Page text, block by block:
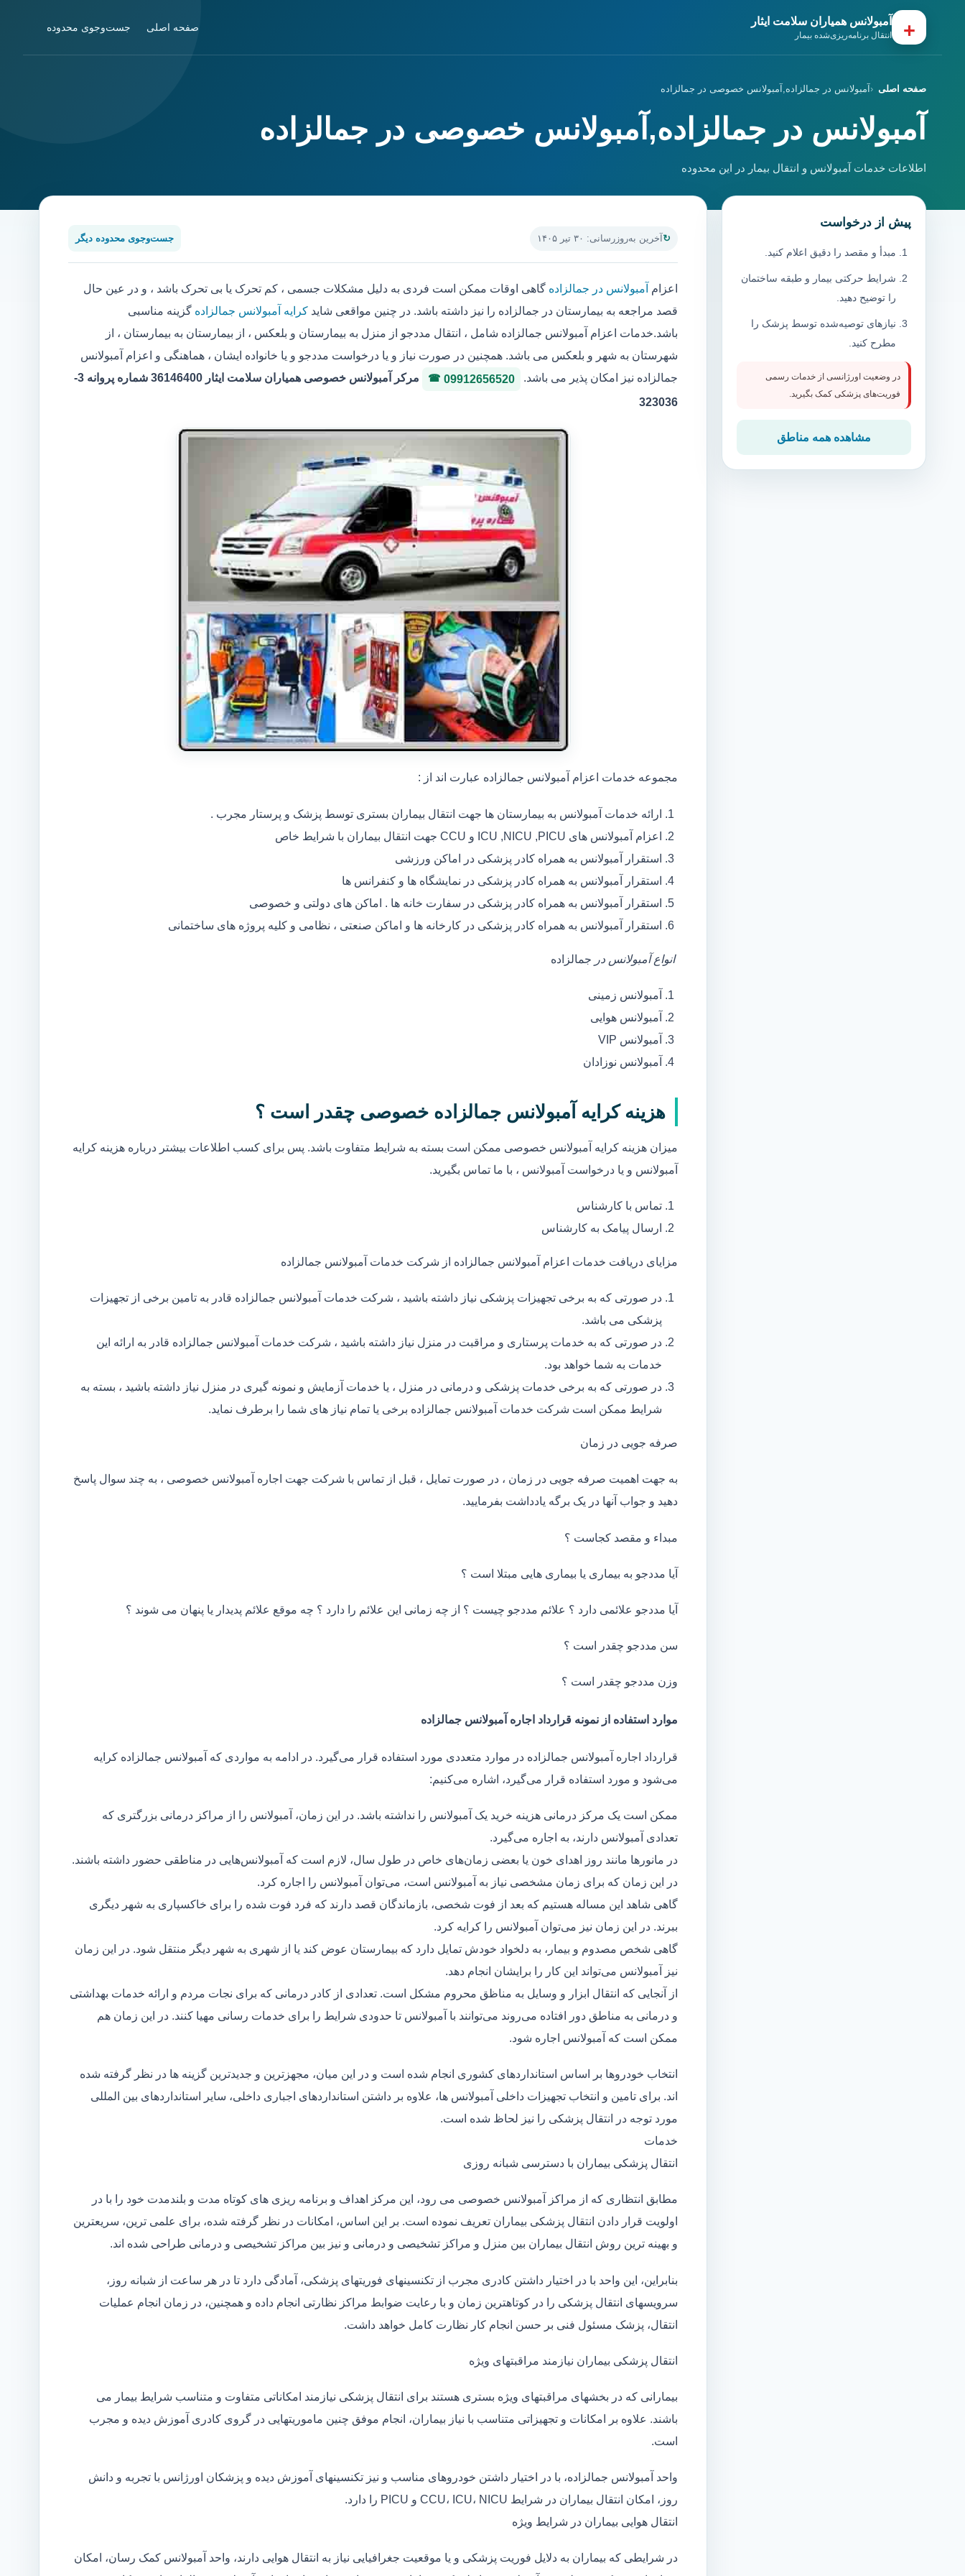
+ آمبولانس همیاران سلامت ایثار
انتقال برنامه‌ریزی‌شده بیمار
صفحه اصلی جست‌وجوی محدوده
صفحه اصلی آمبولانس در جمالزاده,آمبولانس خصوصی در جمالزاده
آمبولانس در جمالزاده,آمبولانس خصوصی در جمالزاده
اطلاعات خدمات آمبولانس و انتقال بیمار در این محدوده
آخرین به‌روزرسانی: ۳۰ تیر ۱۴۰۵ جست‌وجوی محدوده دیگر
اعزام آمبولانس در جمالزاده گاهی اوقات ممکن است فردی به دلیل مشکلات جسمی ، کم تحرک یا بی تحرک باشد ، و در عین حال
قصد مراجعه به بیمارستان در جمالزاده را نیز داشته باشد. در چنین مواقعی شاید کرایه آمبولانس جمالزاده گزینه مناسبی
باشد.خدمات اعزام آمبولانس جمالزاده شامل ، انتقال مددجو از منزل به بیمارستان و بلعکس ، از بیمارستان به بیمارستان ، از
شهرستان به شهر و بلعکس می باشد. همچنین در صورت نیاز و یا درخواست مددجو و یا خانواده ایشان ، هماهنگی و اعزام آمبولانس
جمالزاده نیز امکان پذیر می باشد.
09912656520
مرکر آمبولانس خصوصی همیاران سلامت ایثار 36146400 شماره پروانه 3-
323036
مجموعه خدمات اعزام آمبولانس جمالزاده عبارت اند از :
ارائه خدمات آمبولانس به بیمارستان ها جهت انتقال بیماران بستری توسط پزشک و پرستار مجرب .
اعزام آمبولانس های ICU ,NICU ,PICU و CCU جهت انتقال بیماران با شرایط خاص
استقرار آمبولانس به همراه کادر پزشکی در اماکن ورزشی
استقرار آمبولانس به همراه کادر پزشکی در نمایشگاه ها و کنفرانس ها
استقرار آمبولانس به همراه کادر پزشکی در سفارت خانه ها . اماکن های دولتی و خصوصی
استقرار آمبولانس به همراه کادر پزشکی در کارخانه ها و اماکن صنعتی ، نظامی و کلیه پروژه های ساختمانی
انواع آمبولانس در جمالزاده
آمبولانس زمینی
آمبولانس هوایی
آمبولانس VIP
آمبولانس نوزادان
هزینه کرایه آمبولانس جمالزاده خصوصی چقدر است ؟
میزان هزینه کرایه آمبولانس خصوصی ممکن است بسته به شرایط متفاوت باشد. پس برای کسب اطلاعات بیشتر درباره هزینه کرایه
آمبولانس و یا درخواست آمبولانس ، با ما تماس بگیرید.
تماس با کارشناس
ارسال پیامک به کارشناس
مزایای دریافت خدمات اعزام آمبولانس جمالزاده از شرکت خدمات آمبولانس جمالزاده
در صورتی که به برخی تجهیزات پزشکی نیاز داشته باشید ، شرکت خدمات آمبولانس جمالزاده قادر به تامین برخی از تجهیزات
پزشکی می باشد.
در صورتی که به خدمات پرستاری و مراقبت در منزل نیاز داشته باشید ، شرکت خدمات آمبولانس جمالزاده قادر به ارائه این
خدمات به شما خواهد بود.
در صورتی که به برخی خدمات پزشکی و درمانی در منزل ، یا خدمات آزمایش و نمونه گیری در منزل نیاز داشته باشید ، بسته به
شرایط ممکن است شرکت خدمات آمبولانس جمالزاده برخی یا تمام نیاز های شما را برطرف نماید.
صرفه جویی در زمان
به جهت اهمیت صرفه جویی در زمان ، در صورت تمایل ، قبل از تماس با شرکت جهت اجاره آمبولانس خصوصی ، به چند سوال پاسخ
دهید و جواب آنها در یک برگه یادداشت بفرمایید.
مبداء و مقصد کجاست ؟
آیا مددجو به بیماری یا بیماری هایی مبتلا است ؟
آیا مددجو علائمی دارد ؟ علائم مددجو چیست ؟ از چه زمانی این علائم را دارد ؟ چه موقع علائم پدیدار یا پنهان می شوند ؟
سن مددجو چقدر است ؟
وزن مددجو چقدر است ؟
موارد استفاده از نمونه قرارداد اجاره آمبولانس جمالزاده
قرارداد اجاره آمبولانس جمالزاده در موارد متعددی مورد استفاده قرار می‌گیرد. در ادامه به مواردی که آمبولانس جمالزاده کرایه
می‌شود و مورد استفاده قرار می‌گیرد، اشاره می‌کنیم:
ممکن است یک مرکز درمانی هزینه خرید یک آمبولانس را نداشته باشد. در این زمان، آمبولانس را از مراکز درمانی بزرگتری که
تعدادی آمبولانس دارند، به اجاره می‌گیرد.
در مانور‌ها مانند روز اهدای خون یا بعضی زمان‌های خاص در طول سال، لازم است که آمبولانس‌هایی در مناطقی حضور داشته باشند.
در این زمان که برای زمان مشخصی نیاز به آمبولانس است، می‌توان آمبولانس را اجاره کرد.
گاهی شاهد این مساله هستیم که بعد از فوت شخصی، بازماندگان قصد دارند که فرد فوت شده را برای خاکسپاری به شهر دیگری
ببرند. در این زمان نیز می‌توان آمبولانس را کرایه کرد.
گاهی شخص مصدوم و بیمار، به دلخواد خودش تمایل دارد که بیمارستان عوض کند یا از شهری به شهر دیگر منتقل شود. در این زمان
نیز آمبولانس می‌تواند این کار را برایشان انجام دهد.
از آنجایی که انتقال ابزار و وسایل به مناظق محروم مشکل است. تعدادی از کادر درمانی که برای نجات مردم و ارائه خدمات بهداشتی
و درمانی به مناطق دور افتاده می‌روند می‌توانند با آمبولانس تا حدودی شرایط را برای خدمات رسانی مهیا کنند. در این زمان هم
ممکن است که آمبولانس اجاره شود.
انتخاب خودروها بر اساس استانداردهای کشوری انجام شده است و در این میان، مجهزترین و جدیدترین گزینه ها در نظر گرفته شده
اند. برای تامین و انتخاب تجهیزات داخلی آمبولانس ها، علاوه بر داشتن استانداردهای اجباری داخلی، سایر استانداردهای بین المللی
مورد توجه در انتقال پزشکی را نیز لحاظ شده است.
خدمات
انتقال پزشکی بیماران با دسترسی شبانه روزی
مطابق انتظاری که از مراکز آمبولانس خصوصی می رود، این مرکز اهداف و برنامه ریزی های کوتاه مدت و بلندمدت خود را با در
اولویت قرار دادن انتقال پزشکی بیماران تعریف نموده است. بر این اساس، امکانات در نظر گرفته شده، برای علمی ترین، سریعترین
و بهینه ترین روش انتقال بیماران بین منزل و مراکز تشخیصی و درمانی و نیز بین مراکز تشخیصی و درمانی طراحی شده اند.
بنابراین، این واحد با در اختیار داشتن کادری مجرب از تکنسینهای فوریتهای پزشکی، آمادگی دارد تا در هر ساعت از شبانه روز،
سرویسهای انتقال پزشکی را در کوتاهترین زمان و با رعایت ضوابط مراکز نظارتی انجام داده و همچنین، در زمان انجام عملیات
انتقال، پزشک مسئول فنی بر حسن انجام کار نظارت کامل خواهد داشت.
انتقال پزشکی بیماران نیازمند مراقبتهای ویژه
بیمارانی که در بخشهای مراقبتهای ویژه بستری هستند برای انتقال پزشکی نیازمند امکاناتی متفاوت و متناسب شرایط بیمار می
باشند. علاوه بر امکانات و تجهیزاتی متناسب با نیاز بیماران، انجام موفق چنین ماموریتهایی در گروی کادری آموزش دیده و مجرب
است.
واحد آمبولانس جمالزاده، با در اختیار داشتن خودروهای مناسب و نیز تکنسینهای آموزش دیده و پزشکان اورژانس با تجربه و دانش
روز، امکان انتقال بیماران در شرایط CCU، ICU، NICU و PICU را دارد.
انتقال هوایی بیماران در شرایط ویژه
در شرایطی که بیماران به دلایل فوریت پزشکی و یا موقعیت جغرافیایی نیاز به انتقال هوایی دارند، واحد آمبولانس کمک رسان، امکان
پیش از درخواست
مبدأ و مقصد را دقیق اعلام کنید.
شرایط حرکتی بیمار و طبقه ساختمان
را توضیح دهید.
نیازهای توصیه‌شده توسط پزشک را
مطرح کنید.
در وضعیت اورژانسی از خدمات رسمی
فوریت‌های پزشکی کمک بگیرید.
مشاهده همه مناطق